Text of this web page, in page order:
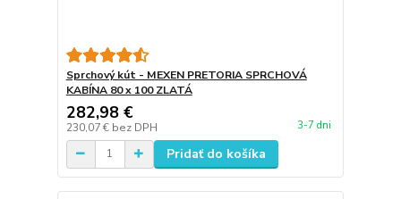
Sprchový kút - MEXEN PRETORIA SPRCHOVÁ
KABÍNA 80 x 100 ZLATÁ
282,98 €
230,07 € bez DPH 3-7 dni
Pridať do košíka